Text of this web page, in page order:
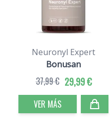
Neuronyl Expert
Bonusan
29,99 €
37,99 €
VER MÁS